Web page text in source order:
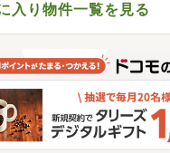
入り物件一覧を見る